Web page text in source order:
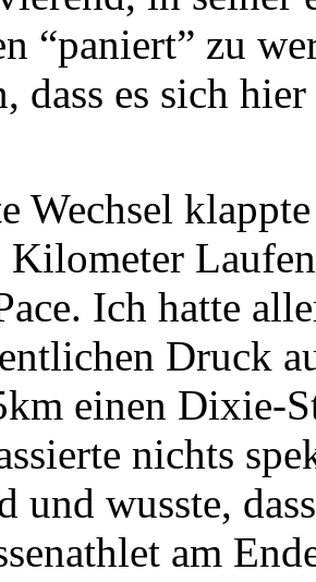
“paniert” zu
dass es sich
Wechsel
Kilometer
Ich hatte
Druck
einen Dixie-
nichts
und wusste,
am